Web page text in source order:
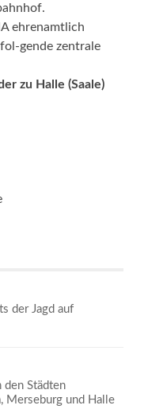
ehrenamtlich
gende zentrale
zu Halle (Saale)
der Jagd auf
den Städten
Merseburg und Halle